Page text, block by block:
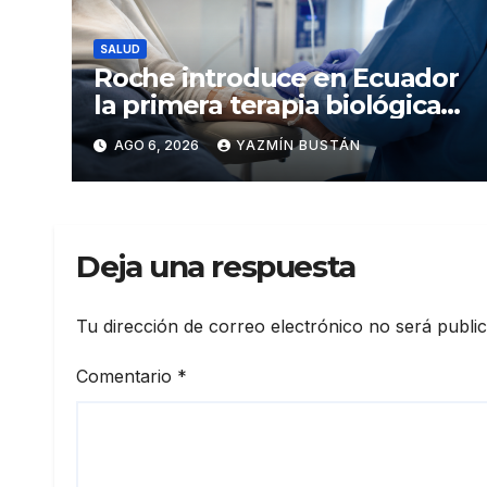
SALUD
Roche introduce en Ecuador
la primera terapia biológica
de precisión capaz de
detener el daño renal por
nefritis lúpica
AGO 6, 2026 YAZMÍN BUSTÁN
Deja una respuesta
Tu dirección de correo electrónico no será
Comentario *